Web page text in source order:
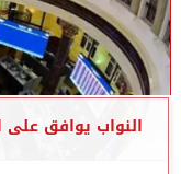
النواب يوافق على